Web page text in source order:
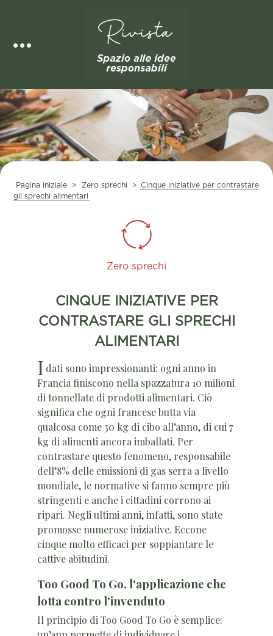
Pagina iniziale > Zero sprechi >
Cinque iniziative per contrastare
gli sprechi alimentari
Zero sprechi
CINQUE INIZIATIVE PER
CONTRASTARE GLI SPRECHI
ALIMENTARI
I dati sono impressionanti: ogni anno in
Francia finiscono nella spazzatura 10 milioni
di tonnellate di prodotti alimentari. Ciò
significa che ogni francese butta via
qualcosa come 30 kg di cibo all’anno, di cui 7
kg di alimenti ancora imballati. Per
contrastare questo fenomeno, responsabile
dell’8% delle emissioni di gas serra a livello
mondiale, le normative si fanno sempre più
stringenti e anche i cittadini corrono ai
ripari. Negli ultimi anni, infatti, sono state
promosse numerose iniziative. Eccone
cinque molto efficaci per soppiantare le
cattive abitudini.
Too Good To Go, l'applicazione che
lotta contro l'invenduto
Il principio di Too Good To Go è semplice: